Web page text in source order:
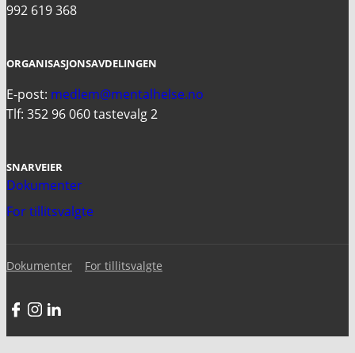
992 619 368
ORGANISASJONSAVDELINGEN
E-post: medlem@mentalhelse.no
Tlf: 352 96 060 tastevalg 2
SNARVEIER
Dokumenter
For tillitsvalgte
Dokumenter For tillitsvalgte